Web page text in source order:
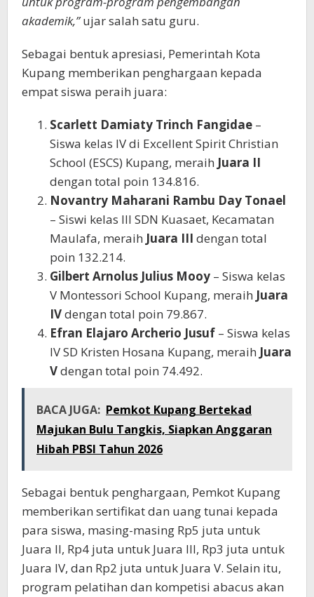
akademik,”ujar salah satu guru.
Sebagai bentuk apresiasi, Pemerintah Kota
Kupang memberikan penghargaan kepada
empat siswa peraih juara:
Scarlett Damiaty Trinch Fangidae –
Siswa kelas IV di Excellent Spirit Christian
School (ESCS) Kupang, meraih Juara II
dengan total poin 134.816.
Novantry Maharani Rambu Day Tonael
– Siswi kelas III SDN Kuasaet, Kecamatan
Maulafa, meraih Juara III dengan total
poin 132.214.
Gilbert Arnolus Julius Mooy – Siswa kelas
V Montessori School Kupang, meraih Juara
IVdengan total poin 79.867.
Efran Elajaro Archerio Jusuf – Siswa kelas
IV SD Kristen Hosana Kupang, meraih Juara
Vdengan total poin 74.492.
BACA JUGA: Pemkot Kupang Bertekad
Majukan Bulu Tangkis, Siapkan Anggaran
Hibah PBSI Tahun 2026
Sebagai bentuk penghargaan, Pemkot Kupang
memberikan sertifikat dan uang tunai kepada
para siswa, masing-masing Rp5 juta untuk
Juara II, Rp4 juta untuk Juara III, Rp3 juta untuk
Juara IV, dan Rp2 juta untuk Juara V. Selain itu,
program pelatihan dan kompetisi abacus akan